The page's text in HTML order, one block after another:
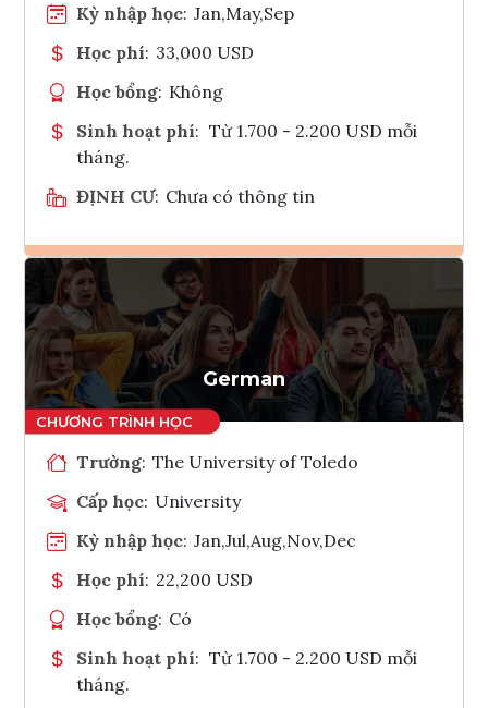
Kỳ nhập học: Jan,May,Sep
Học phí: 33,000 USD
Học bổng: Không
Sinh hoạt phí: Từ 1.700 - 2.200 USD mỗi
tháng.
ĐỊNH CƯ: Chưa có thông tin
Ghi danh
Tham vấn Interlink
German
Trường: The University of Toledo
Cấp học: University
Kỳ nhập học: Jan,Jul,Aug,Nov,Dec
Học phí: 22,200 USD
Học bổng: Có
Sinh hoạt phí: Từ 1.700 - 2.200 USD mỗi
tháng.